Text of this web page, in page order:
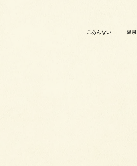
ごあんない 温泉